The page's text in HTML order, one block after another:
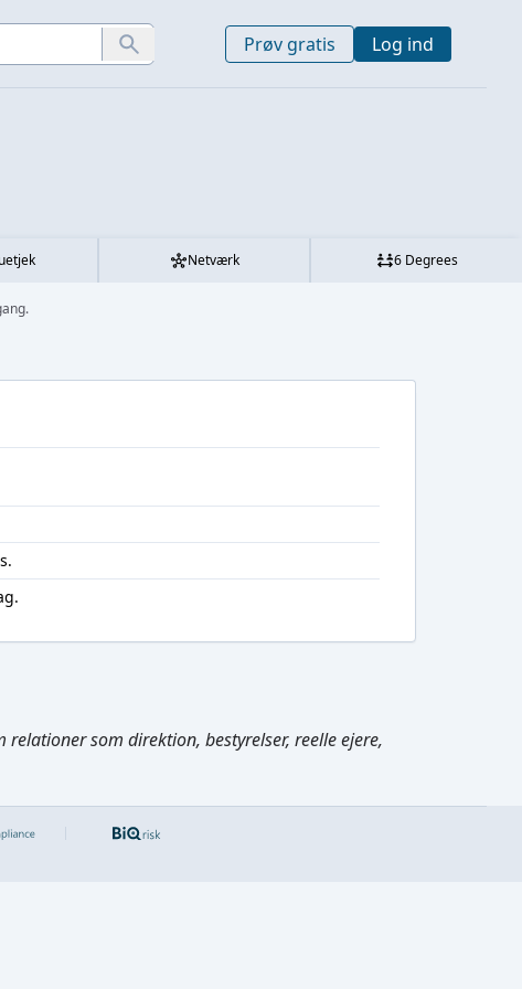
Prøv gratis Log ind
Netværk 6 Degrees
som direktion, bestyrelser, reelle ejere,